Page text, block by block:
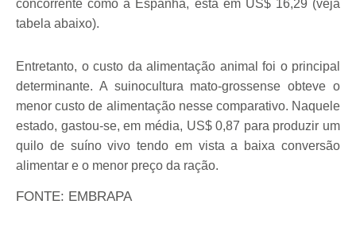
concorrente como a Espanha, está em US$ 16,29 (veja
tabela abaixo).
Entretanto, o custo da alimentação animal foi o principal
determinante. A suinocultura mato-grossense obteve o
menor custo de alimentação nesse comparativo. Naquele
estado, gastou-se, em média, US$ 0,87 para produzir um
quilo de suíno vivo tendo em vista a baixa conversão
alimentar e o menor preço da ração.
FONTE: EMBRAPA